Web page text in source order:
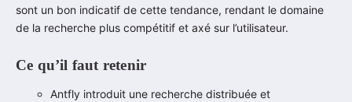
sont un bon indicatif de cette tendance, rendant le domaine
de la recherche plus compétitif et axé sur l’utilisateur.
Ce qu’il faut retenir
Antfly introduit une recherche distribuée et